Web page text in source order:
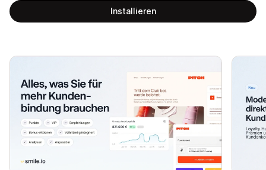
Installieren